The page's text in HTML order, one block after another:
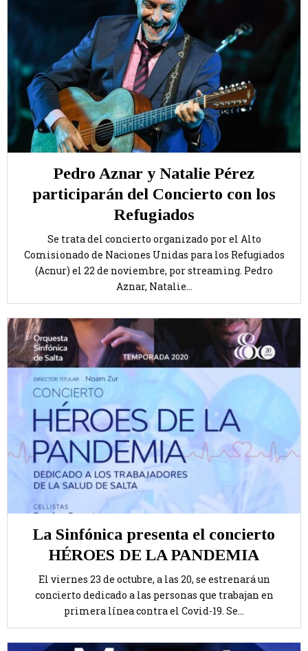
Pedro Aznar y Natalie Pérez
participarán del Concierto con los
Refugiados
Se trata del concierto organizado por el Alto
Comisionado de Naciones Unidas para los Refugiados
(Acnur) el 22 de noviembre, por streaming. Pedro
Aznar, Natalie...
La Sinfónica presenta el concierto
HÉROES DE LA PANDEMIA
El viernes 23 de octubre, a las 20, se estrenará un
concierto dedicado a las personas que trabajan en
primera línea contra el Covid-19. Se...